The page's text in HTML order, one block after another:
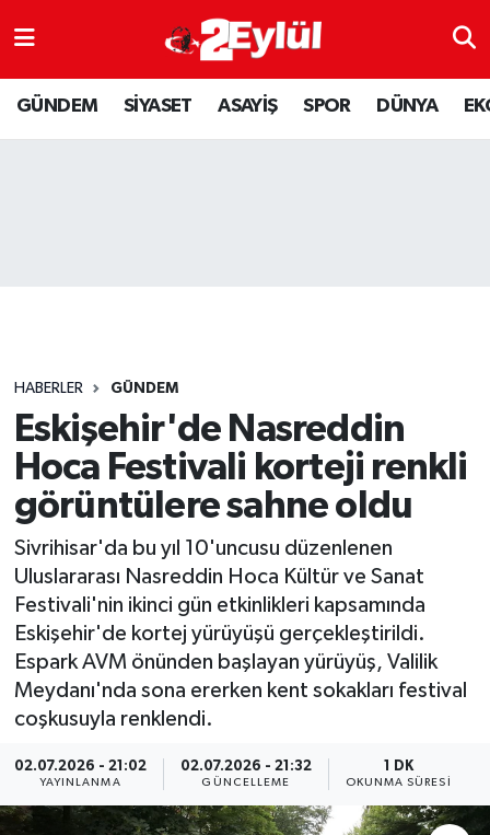
GÜNDEM SİYASET ASAYİŞ SPOR DÜNYA
HABERLER GÜNDEM
Eskişehir'de Nasreddin
Hoca Festivali korteji renkli
görüntülere sahne oldu
Sivrihisar'da bu yıl 10'uncusu düzenlenen
Uluslararası Nasreddin Hoca Kültür ve Sanat
Festivali'nin ikinci gün etkinlikleri kapsamında
Eskişehir'de kortej yürüyüşü gerçekleştirildi.
Espark AVM önünden başlayan yürüyüş, Valilik
Meydanı'nda sona ererken kent sokakları festival
coşkusuyla renklendi.
02.07.2026 - 21:02
YAYINLANMA
02.07.2026 - 21:32
GÜNCELLEME
1 DK
OKUNMA SÜRESI
ASAYİŞ
DÜNYA
SPOR
YAŞAM
Nöbetçi Eczaneler
Hava Durumu
Son Dakika Haberleri
Haber Arşivi